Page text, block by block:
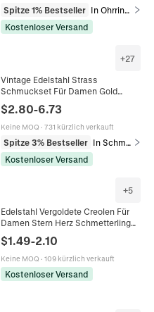
Spitze 1% Bestseller
In Ohrringe
Kostenloser Versand
+27
Vintage Edelstahl Strass
Schmuckset Für Damen Gold
Plattiert Bunte Künstliche Perle
Herz Kreuz Luck Halskette Ohrringe
Ring
$2.80-6.73
Keine MOQ · 731 kürzlich verkauft
Spitze 3% Bestseller
In Schmucksets
Kostenloser Versand
+5
Edelstahl Vergoldete Creolen Für
Damen Stern Herz Schmetterling
Krone Blume Kreuz CZ Zirkon
Vintage Mode Schmuck
$1.49-2.10
Keine MOQ · 109 kürzlich verkauft
Kostenloser Versand